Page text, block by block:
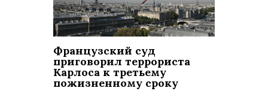
Французский суд
приговорил террориста
Карлоса к третьему
пожизненному сроку